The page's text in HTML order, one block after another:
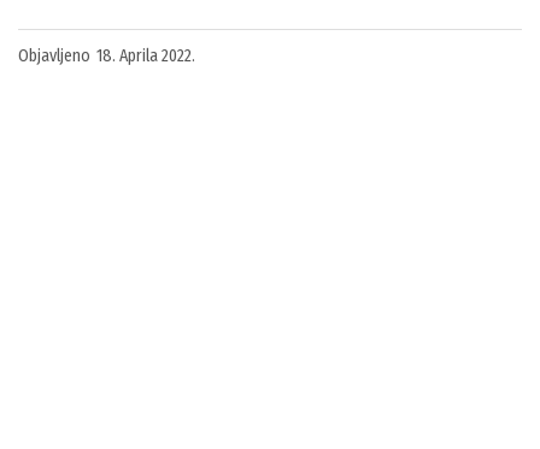
Objavljeno 18. Aprila 2022.